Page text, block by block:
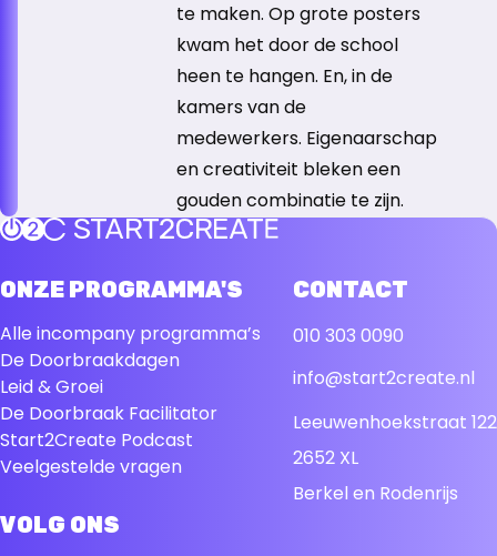
te maken. Op grote posters
kwam het door de school
heen te hangen. En, in de
kamers van de
medewerkers. Eigenaarschap
en creativiteit bleken een
gouden combinatie te zijn.
Terug naar de startpagina
ONZE PROGRAMMA'S
Alle incompany programma’s
De Doorbraakdagen
Leid & Groei
De Doorbraak Facilitator
Start2Create Podcast
Veelgestelde vragen
CONTACT
010 303 0090
info@start2create.nl
Leeuwenhoekstraat 122
2652 XL
Berkel en Rodenrijs
VOLG ONS